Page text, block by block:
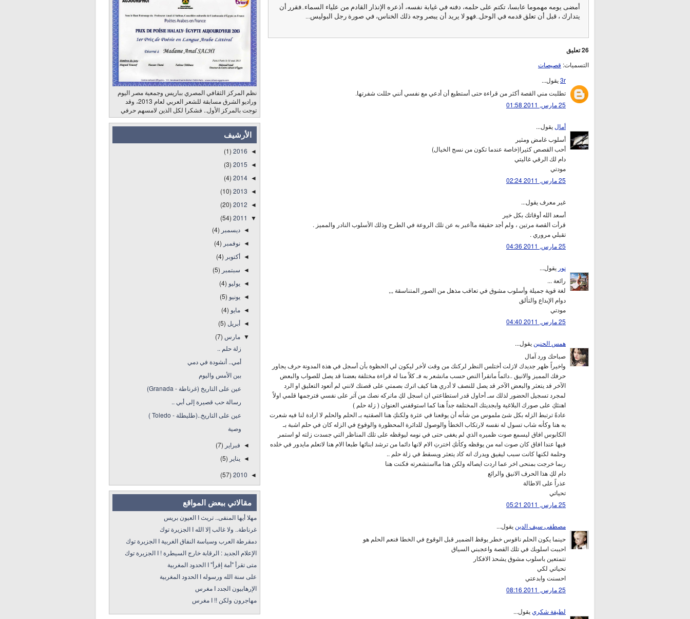
أمضى يومه مهموما عابسا، تكتم على حلمه، دفنه في غيابة نفسه، أذعره الإنذار القادم من علياء السماء..فقرر أن
يتدارك ، قبل أن تعلق قدمه في الوحل..فهو لا يريد أن يبصر وجه ذلك الخناس، في صورة رجل البوليس...
26 تعليق
التسميات: قصيصات
3rيقول...
تطلبت مني القصة أكثر من قراءة حتى أستطيع أن أدعي مع نفسي أنني حللت شفرتها.
25 مارس, 2011 01:58
أمال يقول...
أسلوب غامض ومثير
أحب القصص كثيرا(خاصة عندما تكون من نسج الخيال)
دام لك الرقي غاليتي
مودتي
25 مارس, 2011 02:24
غير معرف يقول...
أسعد الله أوقاتك بكل خير
قرأت القصة مرتين ، ولم أجد حقيقة ماأعبر به عن تلك الروعة في الطرح وذلك الأسلوب النادر والمميز .
تقبلي مروري .
25 مارس, 2011 04:36
نور يقول...
رائعة ...
لغة قوية جميلة وأسلوب مشوق في تعاقب مذهل من الصور المتناسقة ,,,
دوام الإبداع والتألق
مودتي
25 مارس, 2011 04:40
همس الحنين يقول...
صباحك ورد آمال
واخيراً ظهر جديدك لازلت أختلس النظر لركنك من وقت لأخر ليكون لي الحظوة بأن أسجل في هذة المدونة حرف يجاور
حرفك المميز والانيق ..دائماً مانقرأ النص حسب مانشعر به فـ كلاً منا له قراءة مختلفة بعضنا قد يصل للصواب والبعض
الآخر قد يتعثر والبعض الآخر قد يصل للنصف لا أدري هنا كيف اترك بصمتي على قصتك لانني لم أتعود التعليق او الرد
لمجرد تسجيل الحضور لذلك سـ أحاول قدر استطاعتي ان اسجل لكِ ماتركه نصك من آثر على نفسي فترجمها قلمي اولاً
اهنئكِ على صورك البلاغية وابجديتك المختلفة جداً هنا كما استوقفني العنوان ( زلة حلم )
عادةً ترتبط الزله بكل شئ ملموس من شأنه أن يوقعنا في عثرة ولكنكِ هنا الصقتيه بـ الحلم والحلم لا ارادة لنا فيه شعرت
به هنا وكأنه شاب تسول له نفسه لارتكاب الخطأ والوصول للدائرة المحظورة والوقوع في الزله كان في حلم اشبة بـ
الكابوس افاق ليسمع صوت ظميره الذي لم يغفى حتى في نومه ليوقظه على تلك المناظر التي جسدت زلته لو استمر
فيها عندا افاق كان صوت امه من يوقظه وكأنكِ اخترتِ الام لانها دائما من ترشد ابنائها طبعا الام هنا لاتعلم مايدور في خلده
وحلمة لكنها كانت سبب ليفيق ويدرك انه كاد يتعثر ويسقط في زلة حلم ..
ربما خرجت بمنحى اخر عما اردت ايصاله ولكن هذا مااستشعرته فكنت هنا
دام لكِ هذا الحرف الانيق والرائع
عذراً على الاطالة
تحياتي
25 مارس, 2011 05:21
مصطفى سيف الدين يقول...
حينما يكون الحلم ناقوس خطر يوقظ الضمير قبل الوقوع في الخطا فنعم الحلم هو
احببت اسلوبك في تلك القصة واعجبني السياق
تتمتعين باسلوب مشوق يشحذ الافكار
تحياتي لكي
احسنت وابدعتي
25 مارس, 2011 08:16
لطيفة شكرييقول...
نظم المركز الثقافي المصري بباريس وجمعية مصر اليوم
وراديو الشرق مسابقة للشعر العربي لعام 2013، وقد
توجت بالمركز الأول.. فشكرا لكل الذين لامسهم حرفي
الأرشيف
◄
2016
(1)
◄
2015
(3)
◄
2014
(4)
◄
2013
(10)
◄
2012
(20)
▼
2011
(54)
◄ديسمبر (4)
◄نوفمبر (4)
◄ أكتوبر (4)
◄ سبتمبر (5)
◄يوليو (4)
◄يونيو (5)
◄مايو (4)
◄ أبريل (5)
▼مارس (7)
زلة حلم ..
أمي.. أنشودة في دمي
بين الأمس واليوم
عين على التاريخ (غرناطة - Granada)
رسالة حب قصيرة إلى أبي ..
عين على التاريخ..(طليطلة - Toledo )
وصية
◄ فبراير (7)
◄يناير (5)
◄
2010
(57)
مقالاتي ببعض المواقع
مهلا أيها المنفى.. تريث I العيون بريس
غرناطة.. ولا غالب إلا الله I الجزيرة توك
دمقرطة العرب وسياسة النفاق الغربية I الجزيرة توك
الإعلام الجديد : الرقابة خارج السيطرة ! I الجزيرة توك
متى تقرأ "أمة إقرأ" I الحدود المغربية
على سنة الله ورسوله I الحدود المغربية
الإرهابيون الجدد I مغرس
مهاجرون ولكن !! I مغرس